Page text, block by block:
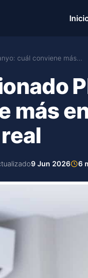
cuál conviene más…
más
9 Jun 2026 6